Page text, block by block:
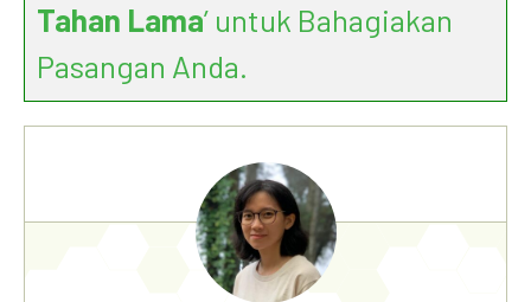
Tahan Lama’ untuk Bahagiakan
Pasangan Anda.